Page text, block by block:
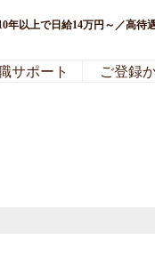
年以上で日給14万円～／高待
サポート ご登録